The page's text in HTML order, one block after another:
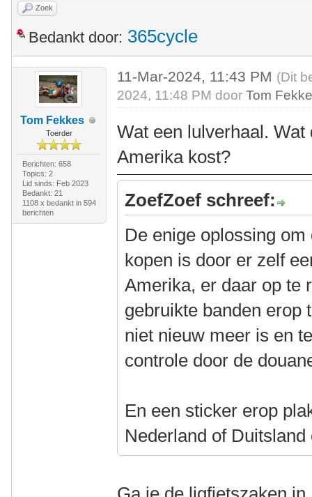
Zoek
Bedankt door: 365cycle
Tom Fekkes
Toerder
Berichten: 658
Topics: 2
Lid sinds: Feb 2023
Bedankt: 21
1108 x bedankt in 594
berichten
11-Mar-2024, 11:43 PM (Dit
2024, 11:48 PM doorTom
Wat een lulverhaal.
Amerika kost?
ZoefZoef schreef:
De enige oplossing
kopen is door er zelf
Amerika, er daar op te
gebruikte banden
niet nieuw meer is en
controle door de
En een sticker erop
Nederland of